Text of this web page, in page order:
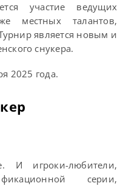
участие ведущих
местных талантов,
является новым и
снукера.
2025 года.
И игроки-любители,
серии,